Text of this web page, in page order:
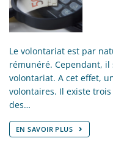
Le volontariat est par
rémunéré. Cependant,
volontariat. A cet effet,
volontaires. Il existe
des…
EN SAVOIR PLUS